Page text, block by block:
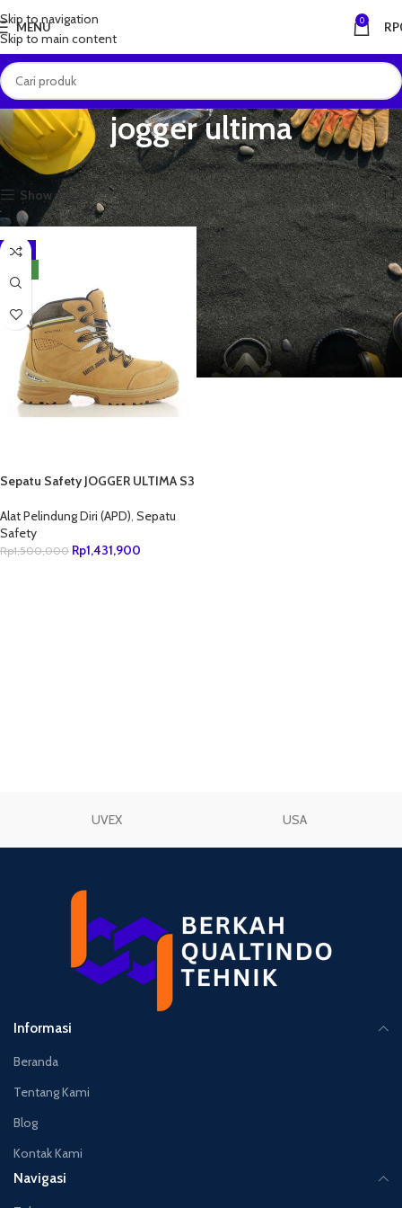
Skip to navigation
Skip to main content
MENU 0 RP
jogger ultima
Beranda Produk dengan tag “jogger ultima” Menampilkan hasil tunggal
Show sidebar
-5%
Sepatu Safety JOGGER ULTIMA S3
Alat Pelindung Diri (APD), Sepatu
Safety
Rp1,500,000 Rp1,431,900
UVEX USA
Informasi
Beranda
Tentang Kami
Blog
Kontak Kami
Navigasi